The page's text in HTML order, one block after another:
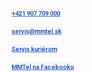
+421 907 709 000
servis@mmtel.sk
Servis kuriérom
MMTel na Facebooku